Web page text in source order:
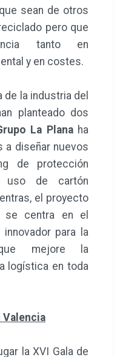
sean de otros
pero que
tanto en
y en costes.
la industria del
planteado dos
La Plana ha
a diseñar nuevos
de protección
uso de cartón
el proyecto
se centra en el
para la
mejore la
logística en toda
Valencia
la XVI Gala de